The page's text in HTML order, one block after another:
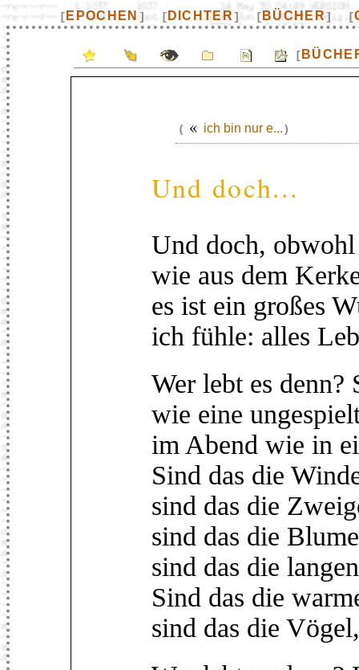
[ EPOCHEN ] [ DICHTER] [ BÜCHER] [
[
( ich bin nur e...)
Und doch...
Und doch,
wie aus dem
es ist ein großes
ich fühle: alles
Wer lebt es denn?
wie eine
im Abend wie in
Sind das die
sind das die
sind das die
sind das die
Sind das die
sind das die